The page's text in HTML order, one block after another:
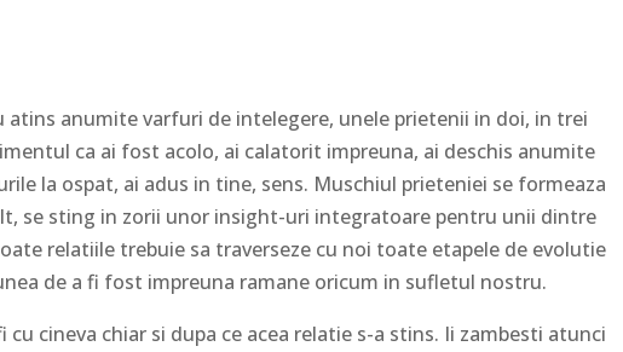
anumite varfuri de intelegere, unele prietenii in doi, in trei
ca ai fost acolo, ai calatorit impreuna, ai deschis anumite
la ospat, ai adus in tine, sens. Muschiul prieteniei se formeaza
se sting in zorii unor insight-uri integratoare pentru unii dintre
relatiile trebuie sa traverseze cu noi toate etapele de evolutie
de a fi fost impreuna ramane oricum in sufletul nostru.
cineva chiar si dupa ce acea relatie s-a stins. Ii zambesti atunci